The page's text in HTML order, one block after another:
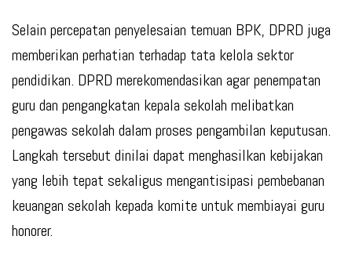
Selain percepatan penyelesaian temuan BPK, DPRD juga
memberikan perhatian terhadap tata kelola sektor
pendidikan. DPRD merekomendasikan agar penempatan
guru dan pengangkatan kepala sekolah melibatkan
pengawas sekolah dalam proses pengambilan keputusan.
Langkah tersebut dinilai dapat menghasilkan kebijakan
yang lebih tepat sekaligus mengantisipasi pembebanan
keuangan sekolah kepada komite untuk membiayai guru
honorer.